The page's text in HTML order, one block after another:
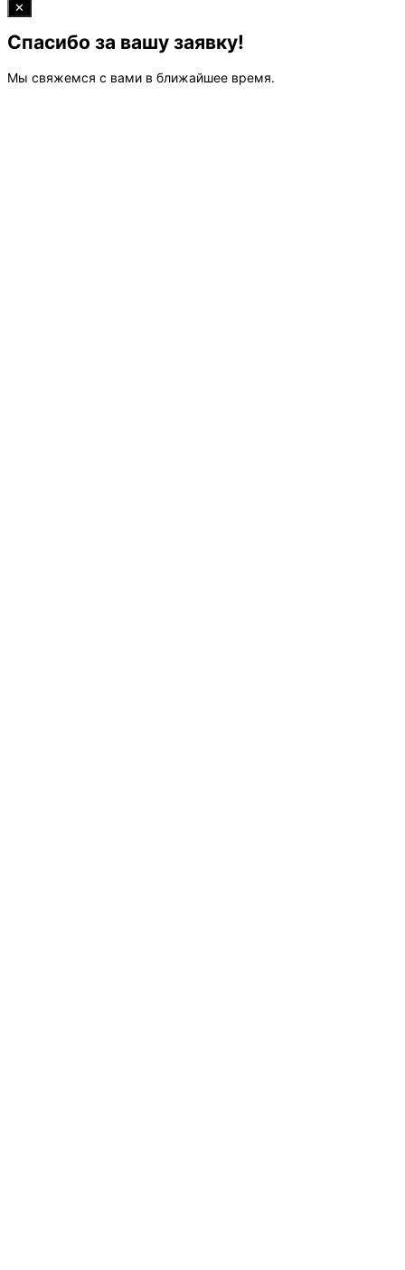
✕
Спасибо за вашу заявку!
Мы свяжемся с вами в ближайшее время.